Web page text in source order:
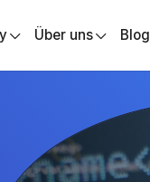
Über uns Blog